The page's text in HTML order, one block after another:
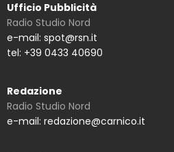
Ufficio Pubblicità
Radio Studio Nord
e-mail: spot@rsn.it
tel: +39 0433 40690
Redazione
Radio Studio Nord
e-mail: redazione@carnico.it